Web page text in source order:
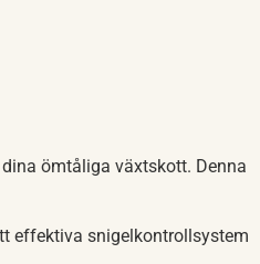
ömtåliga växtskott. Denna
effektiva snigelkontrollsystem